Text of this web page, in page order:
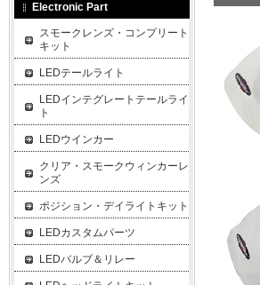
Electronic Part
スモークレンズ・コンプリート
キット
LEDテールライト
LEDインテグレートテールライ
ト
LEDウインカー
クリア・スモークウィンカーレ
ンズ
ポジション・デイライトキット
LEDカスタムパーツ
LEDバルブ＆リレー